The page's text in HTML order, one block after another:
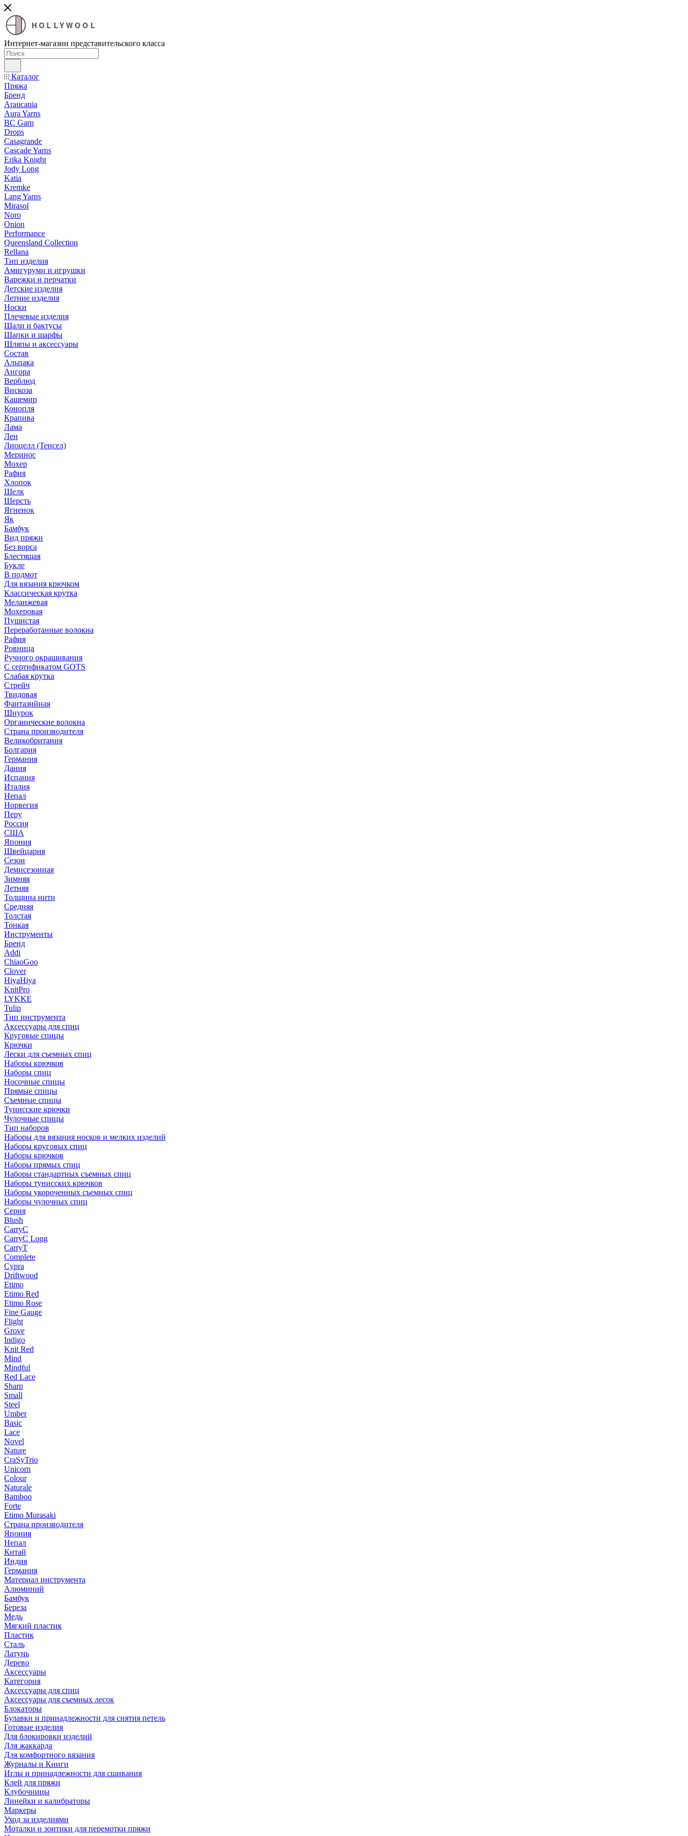
HOLLYWOOL
Интернет-магазин представительского класса
Каталог
Пряжа
Бренд
Araucania
Aura Yarns
BC Garn
Drops
Casagrande
Cascade Yarns
Erika Knight
Jody Long
Katia
Kremke
Lang Yarns
Mirasol
Noro
Onion
Performance
Queensland Collection
Rellana
Тип изделия
Амигуруми и игрушки
Варежки и перчатки
Детские изделия
Летние изделия
Носки
Плечевые изделия
Шали и бактусы
Шапки и шарфы
Шляпы и аксессуары
Состав
Альпака
Ангора
Верблюд
Вискоза
Кашемир
Конопля
Крапива
Лама
Лен
Лиоцелл (Тенсел)
Меринос
Мохер
Рафия
Хлопок
Шелк
Шерсть
Ягненок
Як
Бамбук
Вид пряжи
Без ворса
Блестящая
Букле
В подмот
Для вязания крючком
Классическая крутка
Меланжевая
Мохеровая
Пушистая
Переработанные волокна
Рафия
Ровница
Ручного окрашивания
С сертификатом GOTS
Слабая крутка
Стрейч
Твидовая
Фантазийная
Шнурок
Органические волокна
Страна производителя
Великобритания
Болгария
Германия
Дания
Испания
Италия
Непал
Норвегия
Перу
Россия
США
Япония
Швейцария
Сезон
Демисезонная
Зимняя
Летняя
Толщина нити
Средняя
Толстая
Тонкая
Инструменты
Бренд
Addi
ChiaoGoo
Clover
HiyaHiya
KnitPro
LYKKE
Tulip
Тип инструмента
Аксессуары для спиц
Круговые спицы
Крючки
Лески для съемных спиц
Наборы крючков
Наборы спиц
Носочные спицы
Прямые спицы
Съемные спицы
Тунисские крючки
Чулочные спицы
Тип наборов
Наборы для вязания носков и мелких изделий
Наборы круговых спиц
Наборы крючков
Наборы прямых спиц
Наборы стандартных съемных спиц
Наборы тунисских крючков
Наборы укороченных съемных спиц
Наборы чулочных спиц
Серия
Blush
CarryC
CarryC Long
CarryT
Complete
Cypra
Driftwood
Etimo
Etimo Red
Etimo Rose
Fine Gauge
Flight
Grove
Indigo
Knit Red
Mind
Mindful
Red Lace
Sharp
Small
Steel
Umber
Basic
Lace
Novel
Nature
CraSyTrio
Unicorn
Colour
Naturale
Bamboo
Forte
Etimo Murasaki
Страна производителя
Япония
Непал
Китай
Индия
Германия
Материал инструмента
Алюминий
Бамбук
Береза
Медь
Мягкий пластик
Пластик
Сталь
Латунь
Дерево
Аксессуары
Категория
Аксессуары для спиц
Аксессуары для съемных лесок
Блокаторы
Булавки и принадлежности для снятия петель
Готовые изделия
Для блокировки изделий
Для жаккарда
Для комфортного вязания
Журналы и Книги
Иглы и принадлежности для сшивания
Клей для пряжи
Клубочницы
Линейки и калибраторы
Маркеры
Уход за изделиями
Моталки и зонтики для перемотки пряжи